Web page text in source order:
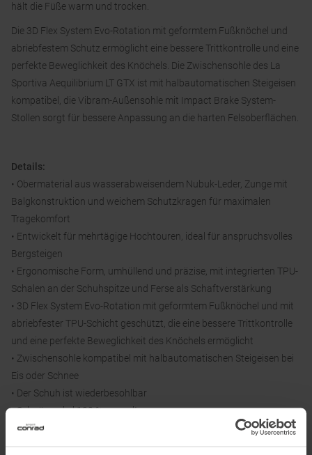
hält die Füße warm und trocken.
Die 3D Flex System Evo-Rotation mit geformtem Fußknöchel und
abriebfestem Schutz ermöglicht eine bessere Trittkontrolle und eine
perfekte Beweglichkeit des Knöchels. Die Zwischensohle des La
Sportiva Aequilibrium LT GTX ist mit halbautomatischen Steigeisen
kompatibel, die Vibram-Außensohle mit Impact Brake System-
Stollen sorgt für bessere Anpassung an die harten Felsoberflächen.
Details:
• Obermaterial aus wasserabweisendem Nubuk-Leder, Zunge mit
Balgkonstruktion und weichem Schutzkragen für maximalen
Tragekomfort
• Entwickelt für mehrtägige Hochtouren, ideal für anspruchsvolles
Bergsteigen
• Ergonomische Form, umhüllend und präzise, mit integrierten TPU-
Schalen an der Schuhspitze und Ferse als Schaftverstärkung
• 3D Flex System Evo-Rotation mit geformtem Fußknöchel und mit
abriebfester TPU-Schicht geschützt, die eine bessere Trittkontrolle
und eine perfekte Beweglichkeit des Knöchels ermöglicht
• Zwischensohle kompatibel mit halbautomatischen Steigeisen bei
Eis oder Schnee
• Der Schuh ist wiederbesohlbar
• Schnürsenkel 100 % recycelt